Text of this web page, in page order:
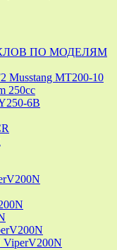
ПО МОДЕЛЯМ
Musstang MT200-10
250cc
6B
ViperV200N